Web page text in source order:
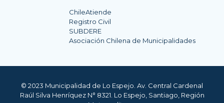
ChileAtiende
Registro Civil
SUBDERE
Asociación Chilena de Municipalidades
© 2023 Municipalidad de Lo Espejo. Av. Central Cardenal
Raúl Silva Henríquez N° 8321. Lo Espejo, Santiago, Región